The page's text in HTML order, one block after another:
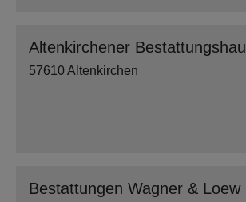
Altenkirchener
57610 Altenkirchen
Bestattungen Wagner & Loew